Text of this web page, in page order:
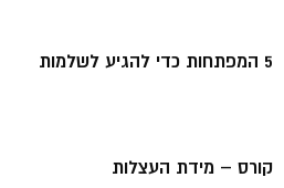
5 המפתחות כדי להגיע לשלמות
קורס – מידת העצלות